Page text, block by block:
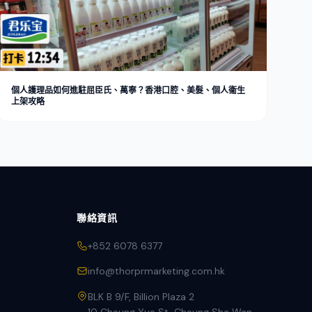
個人護理品如何進駐屈臣氏、萬寧？香港口腔、美髮、個人衞生
上架攻略
聯絡資訊
+852 6078 6377
info@thorprmarketing.com.hk
BLK B 9/F, Billion Plaza 2